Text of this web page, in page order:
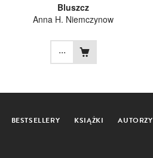
Bluszcz
Anna H. Niemczynow
...
BESTSELLERY KSIĄŻKI AUTORZY